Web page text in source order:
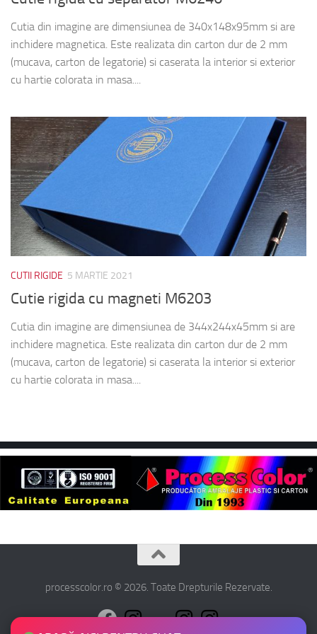
Cutia din imagine are dimensiunea de 340x148x95mm si are
inchidere magnetica. Este realizata din carton dur de 2 mm
(mucava, carton de legatorie) si caserata la interior si exterior
cu hartie colorata in masa....
CUTII RIGIDE 5 MARTIE 2021
Cutie rigida cu magneti M6203
Cutia din imagine are dimensiunea de 344x244x45mm si are
inchidere magnetica. Este realizata din carton dur de 2 mm
(mucava, carton de legatorie) si caserata la interior si exterior
cu hartie colorata in masa....
processcolor.ro © 2026. Toate Drepturile Rezervate.